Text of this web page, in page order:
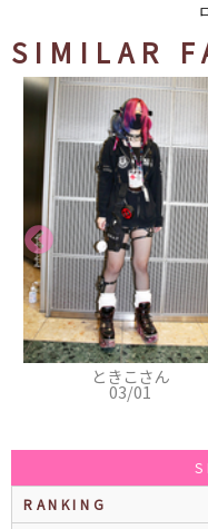
SIMILAR
RANKING